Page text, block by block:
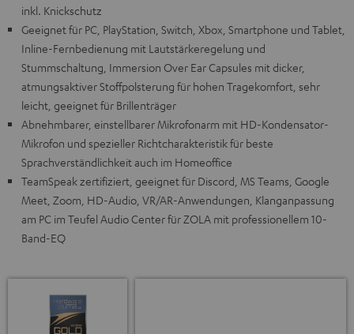
inkl. Knickschutz
Geeignet für PC, PlayStation, Switch, Xbox, Smartphone und Tablet,
Inline-Fernbedienung mit Lautstärkeregelung und
Stummschaltung, Immersion Over Ear Capsules mit dicker,
atmungsaktiver Stoffpolsterung für hohen Tragekomfort, sehr
leicht, geeignet für Brillenträger
Abnehmbarer, einstellbarer Mikrofonarm mit HD-Kondensator-
Mikrofon und spezieller Richtcharakteristik für beste
Sprachverständlichkeit auch im Homeoffice
TeamSpeak zertifiziert, geeignet für Discord, MS Teams, Google
Meet, Zoom, HD-Audio, VR/AR-Anwendungen, Klanganpassung
am PC im Teufel Audio Center für ZOLA mit professionellem 10-
Band-EQ